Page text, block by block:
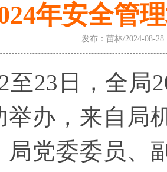
年安全管
发布：苗林/2024-08-
至23日，全局
举办，来自局
局党委委员、